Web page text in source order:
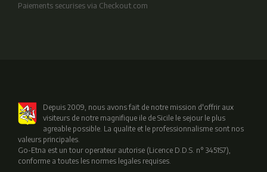
Paiements securises via Checkout.com
Depuis 2009, nous avons fait de notre mission d'offrir aux
visiteurs de notre magnifique ile de Sicile le sejour le plus
agreable possible. La qualite et le professionnalisme sont nos
valeurs principales.
Go-Etna est un tour operateur autorise (Licence D.D.S. n° 3451S7),
conforme a toutes les normes legales requises.